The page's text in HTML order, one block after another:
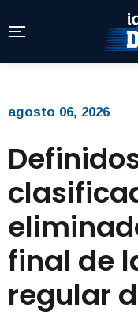
agosto 06, 2026
final de
regular